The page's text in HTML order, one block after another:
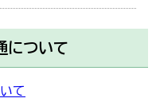
について
て